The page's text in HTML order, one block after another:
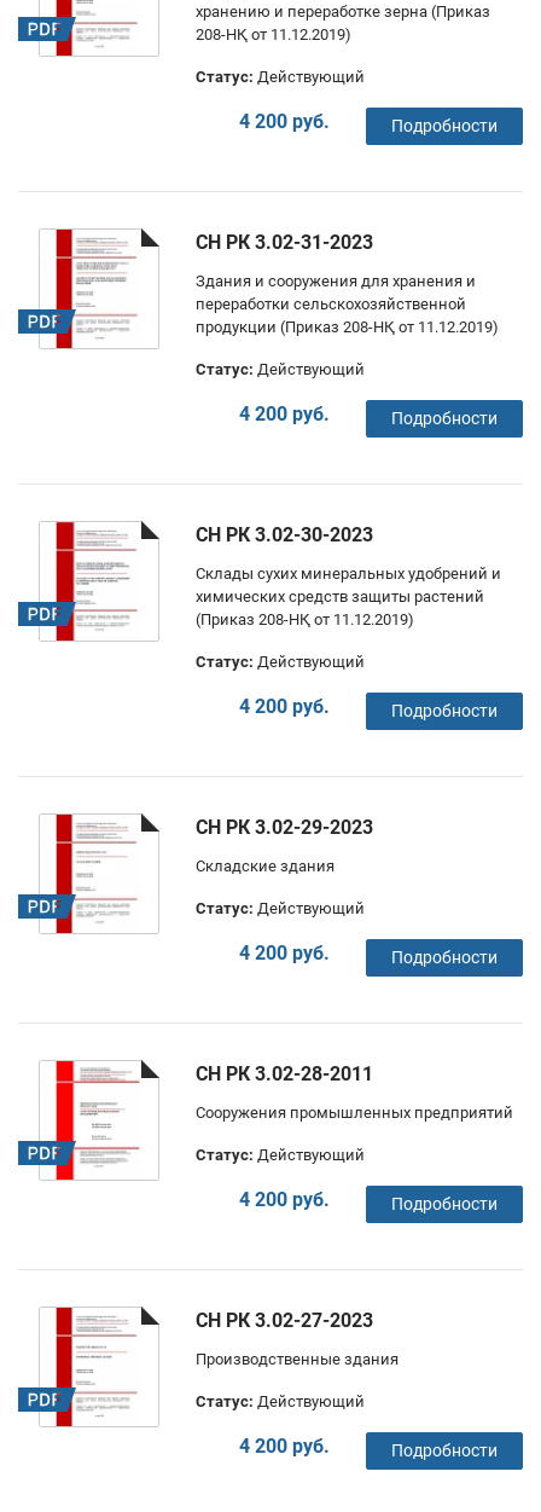
хранению и переработке зерна (Приказ
208-НҚ от 11.12.2019)
Статус: Действующий
4 200 руб. Подробности
СН РК 3.02-31-2023
Здания и сооружения для хранения и
переработки сельскохозяйственной
продукции (Приказ 208-НҚ от 11.12.2019)
Статус: Действующий
4 200 руб. Подробности
СН РК 3.02-30-2023
Склады сухих минеральных удобрений и
химических средств защиты растений
(Приказ 208-НҚ от 11.12.2019)
Статус: Действующий
4 200 руб. Подробности
СН РК 3.02-29-2023
Складские здания
Статус: Действующий
4 200 руб. Подробности
СН РК 3.02-28-2011
Сооружения промышленных предприятий
Статус: Действующий
4 200 руб. Подробности
СН РК 3.02-27-2023
Производственные здания
Статус: Действующий
4 200 руб. Подробности